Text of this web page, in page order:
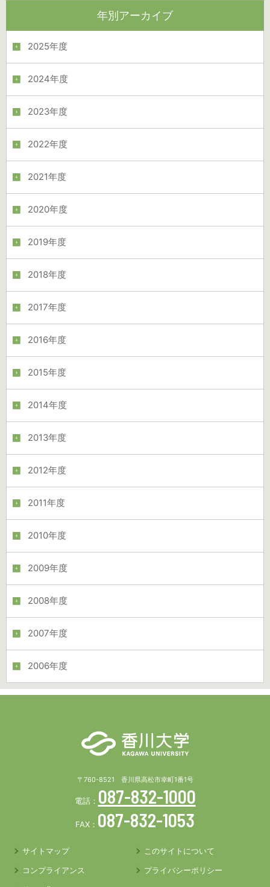
年別アーカイブ
2025年度
2024年度
2023年度
2022年度
2021年度
2020年度
2019年度
2018年度
2017年度
2016年度
2015年度
2014年度
2013年度
2012年度
2011年度
2010年度
2009年度
2008年度
2007年度
2006年度
〒760-8521 香川県高松市幸町1番1号
電話： 087-832-1000
FAX： 087-832-1053
サイトマップ
このサイトについて
コンプライアンス
プライバシーポリシー